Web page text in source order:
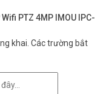
PTZ 4MP IMOU IPC-
khai. Các trường bắt